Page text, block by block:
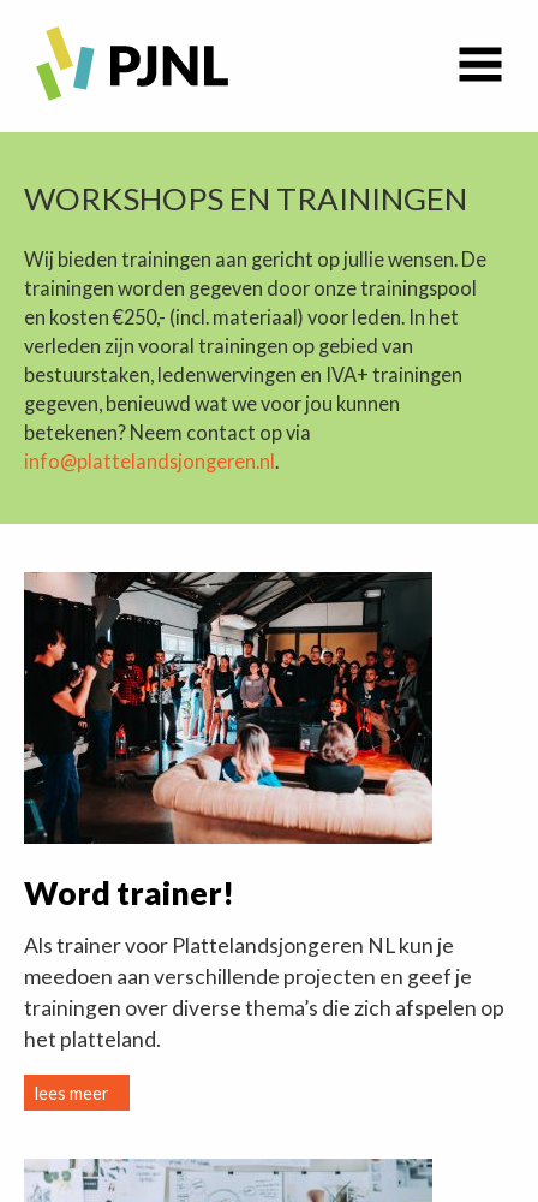
WORKSHOPS EN TRAININGEN
Wij bieden trainingen aan gericht op jullie wensen. De
trainingen worden gegeven door onze trainingspool
en kosten €250,- (incl. materiaal) voor leden. In het
verleden zijn vooral trainingen op gebied van
bestuurstaken, ledenwervingen en IVA+ trainingen
gegeven, benieuwd wat we voor jou kunnen
betekenen? Neem contact op via
info@plattelandsjongeren.nl.
Word trainer!
Als trainer voor Plattelandsjongeren NL kun je
meedoen aan verschillende projecten en geef je
trainingen over diverse thema’s die zich afspelen op
het platteland.
lees meer